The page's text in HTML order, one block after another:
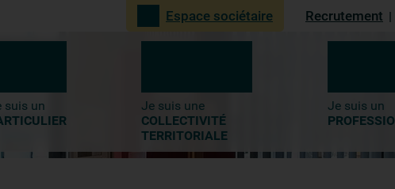
Espace sociétaire Recrutement |
suis un
Je suis une
COLLECTIVITÉ
TERRITORIALE
Je suis un